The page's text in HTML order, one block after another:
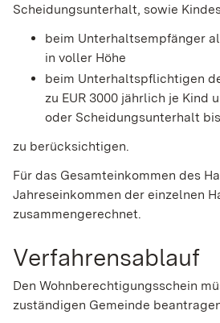
Scheidungsunterhalt, sowie
beim Unterhaltsempfänger
in voller Höhe
beim Unterhaltspflichtigen
zu EUR 3000 jährlich je Kind
oder Scheidungsunterhalt
zu berücksichtigen.
Für das Gesamteinkommen des
Jahreseinkommen der einzelnen
zusammengerechnet.
Verfahrensablauf
Den Wohnberechtigungsschein
zuständigen Gemeinde